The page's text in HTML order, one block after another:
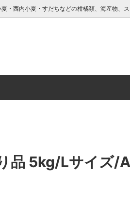
西内小夏・すだちなどの柑橘類、海産物、ス
西尾農
て 彩り柑
品 5kg/Lサイズ/A